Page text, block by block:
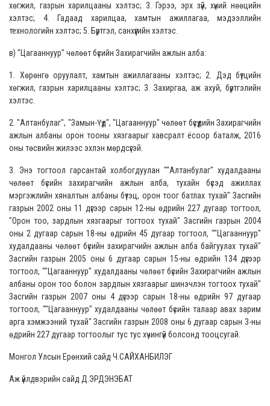
хөгжил, газрын харилцааны хэлтэс; 3. Гэрээ, эрх зүй, хүний нөөцийн
хэлтэс; 4. Гадаад харилцаа, хамтын ажиллагаа, мэдээллийн
технологийн хэлтэс; 5. Бүртгэл, санхүүгийн хэлтэс.
в) "Цагааннуур" чөлөөт бүсийн Захирагчийн ажлын алба:
1. Хөрөнгө оруулалт, хамтын ажиллагааны хэлтэс; 2. Дэд бүтцийн
хөгжил, газрын харилцааны хэлтэс; 3. Захиргаа, аж ахуй, бүртгэлийн
хэлтэс.
2. "Алтанбулаг", "Замын-Үүд", "Цагааннуур" чөлөөт бүсүүдийн Захирагчийн
ажлын албаны орон тооны хязгаарыг хавсралт ёсоор баталж, 2016
оны төсвийн жилээс эхлэн мөрдсүгэй.
3. Энэ тогтоол гарсантай холбогдуулан ""Алтанбулаг" худалдааны
чөлөөт бүсийн захирагчийн ажлын алба, тухайн бүсэд ажиллах
мэргэжлийн хяналтын албаны бүтэц, орон тоог батлах тухай" Засгийн
газрын 2002 оны 11 дүгээр сарын 12-ны өдрийн 227 дугаар тогтоол,
"Орон тоо, зардлын хязгаарыг тогтоох тухай" Засгийн газрын 2004
оны 2 дугаар сарын 18-ны өдрийн 45 дугаар тогтоол, ""Цагааннуур"
худалдааны чөлөөт бүсийн захирагчийн ажлын алба байгуулах тухай"
Засгийн газрын 2005 оны 6 дугаар сарын 15-ны өдрийн 134 дүгээр
тогтоол, ""Цагааннуур" худалдааны чөлөөт бүсийн Захирагчийн ажлын
албаны орон тоо болон зардлын хязгаарыг шинэчлэн тогтоох тухай"
Засгийн газрын 2007 оны 4 дүгээр сарын 18-ны өдрийн 97 дугаар
тогтоол, ""Цагааннуур" худалдааны чөлөөт бүсийн талаар авах зарим
арга хэмжээний тухай" Засгийн газрын 2008 оны 6 дугаар сарын 3-ны
өдрийн 227 дугаар тогтоолыг тус тус хүчингүй болсонд тооцсугай.
Монгол Улсын Ерөнхий сайд Ч.САЙХАНБИЛЭГ
Аж үйлдвэрийн сайд Д.ЭРДЭНЭБАТ